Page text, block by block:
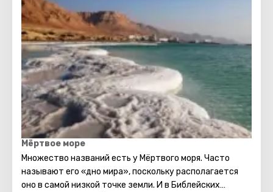
также исповедуют христианство, для них проводятся
отдельные службы в храмах, и живут они обособленно.
В армянском квартале практически не бывает
туристических экскурсий. Каждый может увидеть
потрясающие памятники старинной архитектуры,
просто прогулявшись по Старому городу. Башня
Давида, Храм Гроба Господня, сохранившаяся римская
торговая улица, Стена Плача и многие другие
достопримечательности Иерусалима открыты для
посещения туристами.
Мёртвое море
Множество названий есть у Мёртвого моря. Часто
называют его «дно мира», поскольку располагается
оно в самой низкой точке земли. И в Библейских